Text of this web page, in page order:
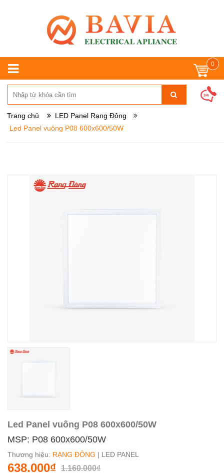
0
Trang chủ
LED Panel Rạng Đông
Led Panel vuông P08 600x600/50W
Led Panel vuông P08 600x600/50W
MSP: P08 600x600/50W
Thương hiệu: RẠNG ĐÔNG | LED PANEL
638.000₫ 1.160.000₫